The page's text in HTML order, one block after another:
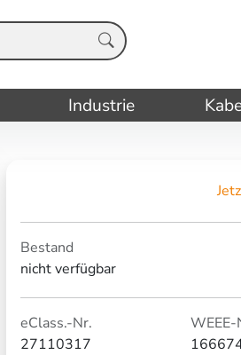
Industrie
Bestand
nicht verfügbar
eClass.-Nr.
27110317
WEEE-